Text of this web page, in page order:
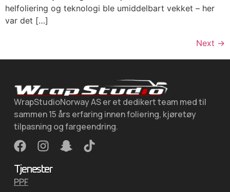
helfoliering og teknologi ble umiddelbart vekket – her
var det […]
Next →
WrapStudioNorway AS er et dedikert team med til
sammen 15 års erfaring innen foliering, kjøretøy
tilpasning og fargeendring.
Tjenester
PPF